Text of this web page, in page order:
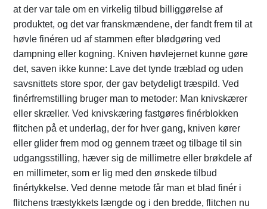
at der var tale om en virkelig tilbud billiggørelse af
produktet, og det var franskmændene, der fandt frem til at
høvle finéren ud af stammen efter blødgøring ved
dampning eller kogning. Kniven høvlejernet kunne gøre
det, saven ikke kunne: Lave det tynde træblad og uden
savsnittets store spor, der gav betydeligt træspild. Ved
finérfremstilling bruger man to metoder: Man knivskærer
eller skræller. Ved knivskæring fastgøres finérblokken
flitchen på et underlag, der for hver gang, kniven kører
eller glider frem mod og gennem træet og tilbage til sin
udgangsstilling, hæver sig de millimetre eller brøkdele af
en millimeter, som er lig med den ønskede tilbud
finértykkelse. Ved denne metode får man et blad finér i
flitchens træstykkets længde og i den bredde, flitchen nu